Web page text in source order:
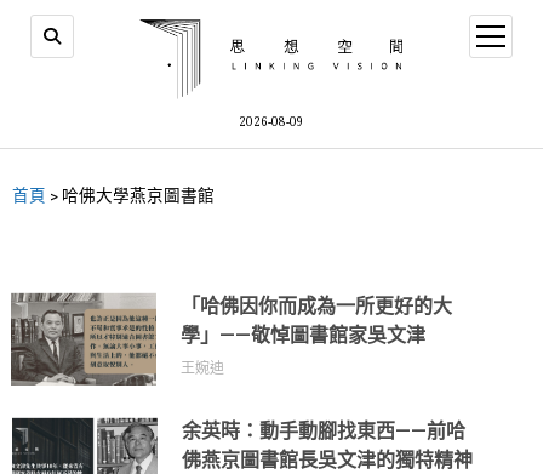
2026-08-09
首頁 > 哈佛大學燕京圖書館
「哈佛因你而成為一所更好的大
學」——敬悼圖書館家吳文津
王婉迪
余英時：動手動腳找東西——前哈
佛燕京圖書館長吳文津的獨特精神